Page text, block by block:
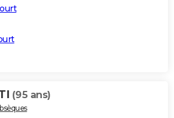
(95 ans)